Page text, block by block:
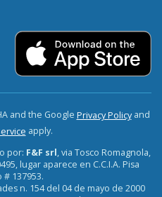
and the Google Privacy Policyand
apply.
por: F&F srl, via Tosco Romagnola,
lugar aparece en C.C.I.A. Pisa
# 137953.
n. 154 del 04 de mayo de 2000